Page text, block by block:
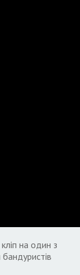
на один з